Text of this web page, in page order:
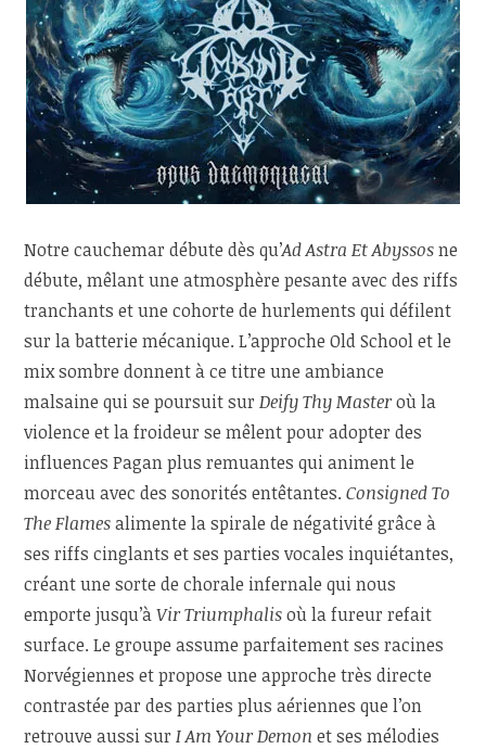
Notre cauchemar débute dès qu’Ad Astra Et Abyssosne
débute, mêlant une atmosphère pesante avec des riffs
tranchants et une cohorte de hurlements qui défilent
sur la batterie mécanique. L’approche Old School et le
mix sombre donnent à ce titre une ambiance
malsaine qui se poursuit surDeify Thy Masteroù la
violence et la froideur se mêlent pour adopter des
influences Pagan plus remuantes qui animent le
morceau avec des sonorités entêtantes.Consigned To
The Flamesalimente la spirale de négativité grâce à
ses riffs cinglants et ses parties vocales inquiétantes,
créant une sorte de chorale infernale qui nous
emporte jusqu’àVir Triumphalisoù la fureur refait
surface. Le groupe assume parfaitement ses racines
Norvégiennes et propose une approche très directe
contrastée par des parties plus aériennes que l’on
retrouve aussi surI Am Your Demon et ses mélodies